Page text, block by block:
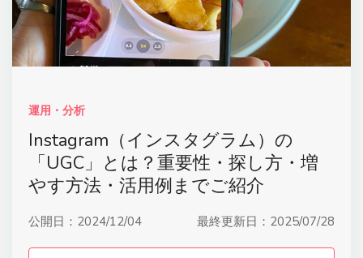
運用・分析
Instagram（インスタグラム）の
「UGC」とは？重要性・探し方・増
やす方法・活用例までご紹介
公開日： 2024/12/04 最終更新日： 2025/07/28